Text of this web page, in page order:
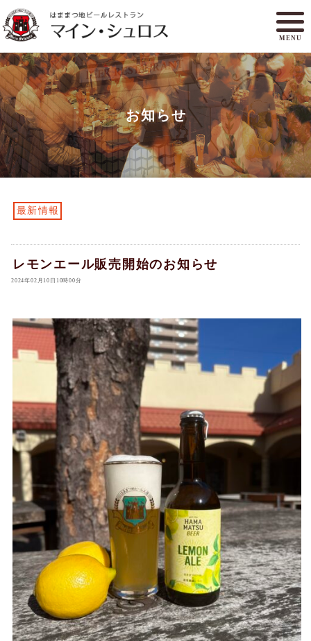
MENU
メニュー
ランチ
アクセスマップ
マイン・シュロスとは
オンラインショップ
お知らせ
最新情報
レモンエール販売開始のお知らせ
2024年02月10日10時00分